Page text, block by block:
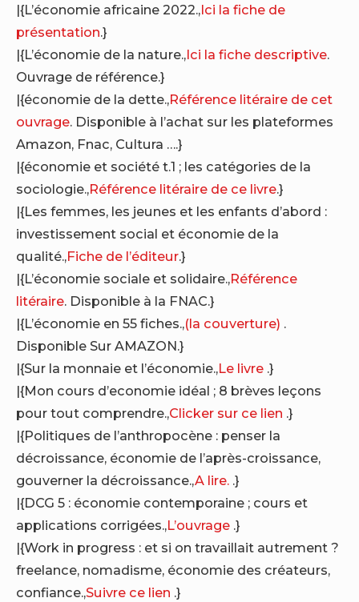
|{L’économie africaine 2022.,Ici la fiche de
présentation.}
|{L’économie de la nature.,Ici la fiche descriptive.
Ouvrage de référence.}
|{économie de la dette.,Référence litéraire de cet
ouvrage. Disponible à l’achat sur les plateformes
Amazon, Fnac, Cultura ….}
|{économie et société t.1 ; les catégories de la
sociologie.,Référence litéraire de ce livre.}
|{Les femmes, les jeunes et les enfants d’abord :
investissement social et économie de la
qualité.,Fiche de l’éditeur.}
|{L’économie sociale et solidaire.,Référence
litéraire. Disponible à la FNAC.}
|{L’économie en 55 fiches.,(la couverture) .
Disponible Sur AMAZON.}
|{Sur la monnaie et l’économie.,Le livre .}
|{Mon cours d’economie idéal ; 8 brèves leçons
pour tout comprendre.,Clicker sur ce lien .}
|{Politiques de l’anthropocène : penser la
décroissance, économie de l’après-croissance,
gouverner la décroissance.,A lire. .}
|{DCG 5 : économie contemporaine ; cours et
applications corrigées.,L’ouvrage .}
|{Work in progress : et si on travaillait autrement ?
freelance, nomadisme, économie des créateurs,
confiance.,Suivre ce lien .}